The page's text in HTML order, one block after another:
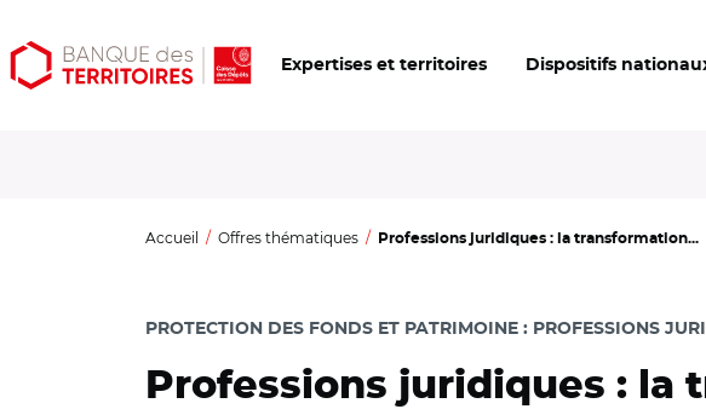
Aller
au
Aller
au
Ouvrir
les
Expertises et territoires Dispositifs
Accueil Offres thématiques Professions juridiques : la transformation...
Professions juridiques : la
PROTECTION DES FONDS ET PATRIMOINE : PROFESSIONS